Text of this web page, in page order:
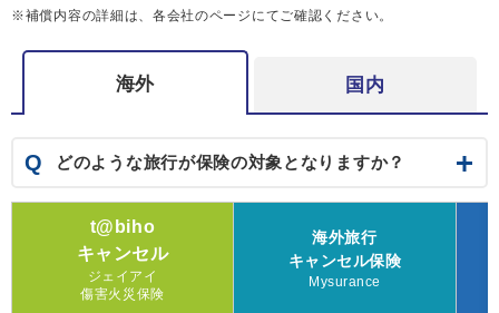
※補償内容の詳細は、各会社のページにてご確認ください。
海外 国内
Q どのような旅行が保険の対象となりますか？
t@biho
キャンセル
ジェイアイ
傷害火災保険
海外旅行
キャンセル保険
Mysurance